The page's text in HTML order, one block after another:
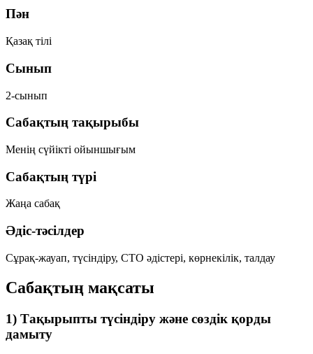
Пән
Қазақ тілі
Сынып
2-сынып
Сабақтың тақырыбы
Менің сүйікті ойыншығым
Сабақтың түрі
Жаңа сабақ
Әдіс-тәсілдер
Сұрақ-жауап, түсіндіру, СТО әдістері, көрнекілік, талдау
Сабақтың мақсаты
1) Тақырыпты түсіндіру және сөздік қорды
дамыту